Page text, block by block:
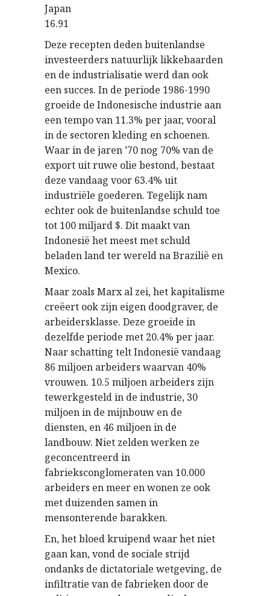
Japan
16.91
Deze recepten deden buitenlandse
investeerders natuurlijk likkebaarden
en de industrialisatie werd dan ook
een succes. In de periode 1986-1990
groeide de Indonesische industrie aan
een tempo van 11.3% per jaar, vooral
in de sectoren kleding en schoenen.
Waar in de jaren ’70 nog 70% van de
export uit ruwe olie bestond, bestaat
deze vandaag voor 63.4% uit
industriële goederen. Tegelijk nam
echter ook de buitenlandse schuld toe
tot 100 miljard $. Dit maakt van
Indonesië het meest met schuld
beladen land ter wereld na Brazilië en
Mexico.
Maar zoals Marx al zei, het kapitalisme
creëert ook zijn eigen doodgraver, de
arbeidersklasse. Deze groeide in
dezelfde periode met 20.4% per jaar.
Naar schatting telt Indonesië vandaag
86 miljoen arbeiders waarvan 40%
vrouwen. 10.5 miljoen arbeiders zijn
tewerkgesteld in de industrie, 30
miljoen in de mijnbouw en de
diensten, en 46 miljoen in de
landbouw. Niet zelden werken ze
geconcentreerd in
fabrieksconglomeraten van 10.000
arbeiders en meer en wonen ze ook
met duizenden samen in
mensonterende barakken.
En, het bloed kruipend waar het niet
gaan kan, vond de sociale strijd
ondanks de dictatoriale wetgeving, de
infiltratie van de fabrieken door de